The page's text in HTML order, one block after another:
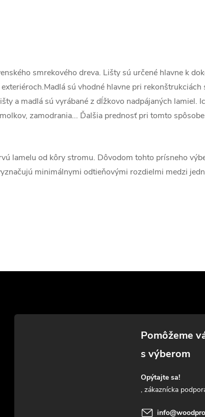
smrekového dreva. Lišty sú určené hlavne k
sú vhodné hlavne pri rekonštrukciách
a madlá sú vyrábané z dĺžkovo nadpájaných lamiel.
zamodrania... Ďalšia prednosť pri tomto
lamelu od kôry stromu. Dôvodom tohto prísneho
minimálnymi odtieňovými rozdielmi medzi
Opýtajte sa!
info@